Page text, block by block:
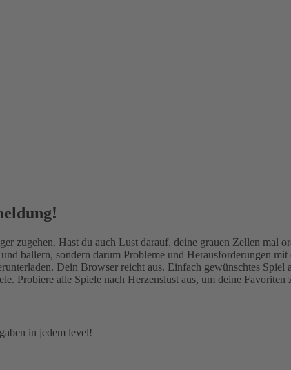
zugehen. Hast du auch Lust darauf, deine grauen Zellen mal
ballern, sondern darum Probleme und Herausforderungen
Dein Browser reicht aus. Einfach gewünschtes
Probiere alle Spiele nach Herzenslust aus, um deine Favoriten
in jedem level!